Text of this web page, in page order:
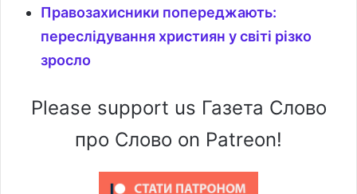
Правозахисники попереджають:
переслідування християн у світі різко
зросло
Please support us Газета Слово
про Слово on Patreon!